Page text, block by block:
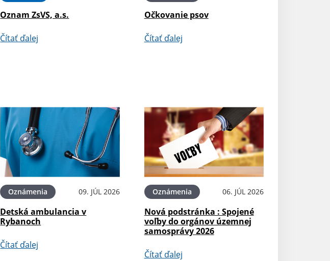
Oznam ZsVS, a.s.
Čítať ďalej
Očkovanie psov
Čítať ďalej
Oznámenia 09. JÚL 2026
Detská ambulancia v
Rybanoch
Čítať ďalej
Oznámenia 06. JÚL 2026
Nová podstránka : Spojené
voľby do orgánov územnej
samosprávy 2026
Čítať ďalej